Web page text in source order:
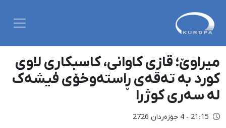
میراوێ؛ قازی کاوانی، کاسبکاری لاوی
کورد بە تەقەی ڕاستەوخۆی فیشەک
لە سەری کوژرا
21:15 - 4 جۆزەردان 2726